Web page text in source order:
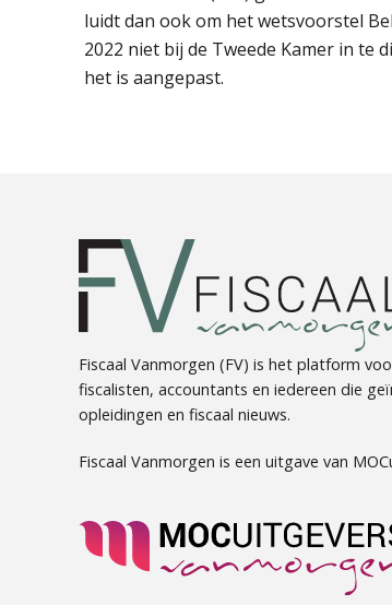
luidt dan ook om het wetsvoorstel
2022 niet bij de Tweede Kamer in te
het is aangepast.
Fiscaal Vanmorgen (FV) is het platform
fiscalisten, accountants en iedereen die
opleidingen en fiscaal nieuws.
Fiscaal Vanmorgen is een uitgave van